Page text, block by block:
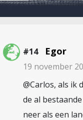
#14 Egor
19 november
@Carlos, als ik
de al
neer als een